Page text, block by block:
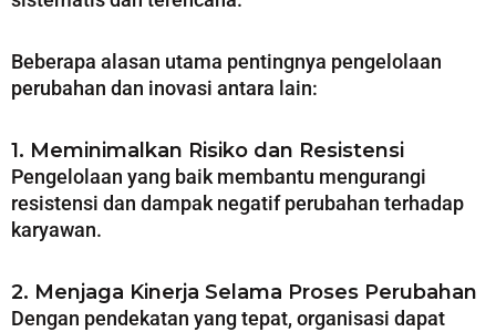
Beberapa alasan utama pentingnya pengelolaan
perubahan dan inovasi antara lain:
1. Meminimalkan Risiko dan Resistensi
Pengelolaan yang baik membantu mengurangi
resistensi dan dampak negatif perubahan terhadap
karyawan.
2. Menjaga Kinerja Selama Proses Perubahan
Dengan pendekatan yang tepat, organisasi dapat